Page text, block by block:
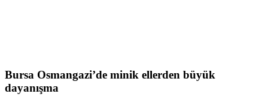
Bursa Osmangazi’de minik ellerden büyük
dayanışma